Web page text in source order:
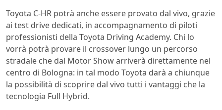
Toyota C-HR potrà anche essere provato dal vivo, grazie
ai test drive dedicati, in accompagnamento di piloti
professionisti della Toyota Driving Academy. Chi lo
vorrà potrà provare il crossover lungo un percorso
stradale che dal Motor Show arriverà direttamente nel
centro di Bologna: in tal modo Toyota darà a chiunque
la possibilità di scoprire dal vivo tutti i vantaggi che la
tecnologia Full Hybrid.